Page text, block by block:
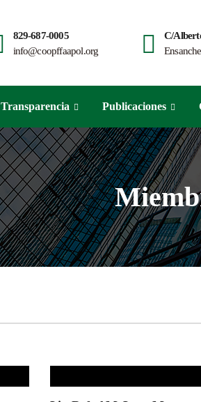
829-687-0005
info@coopffaapol.org
C/
Transparencia Publicaciones